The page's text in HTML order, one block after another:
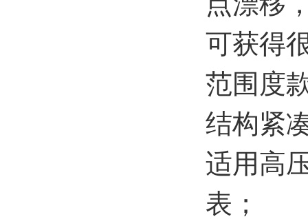
可获得
范围度
结构紧
适用高
表；